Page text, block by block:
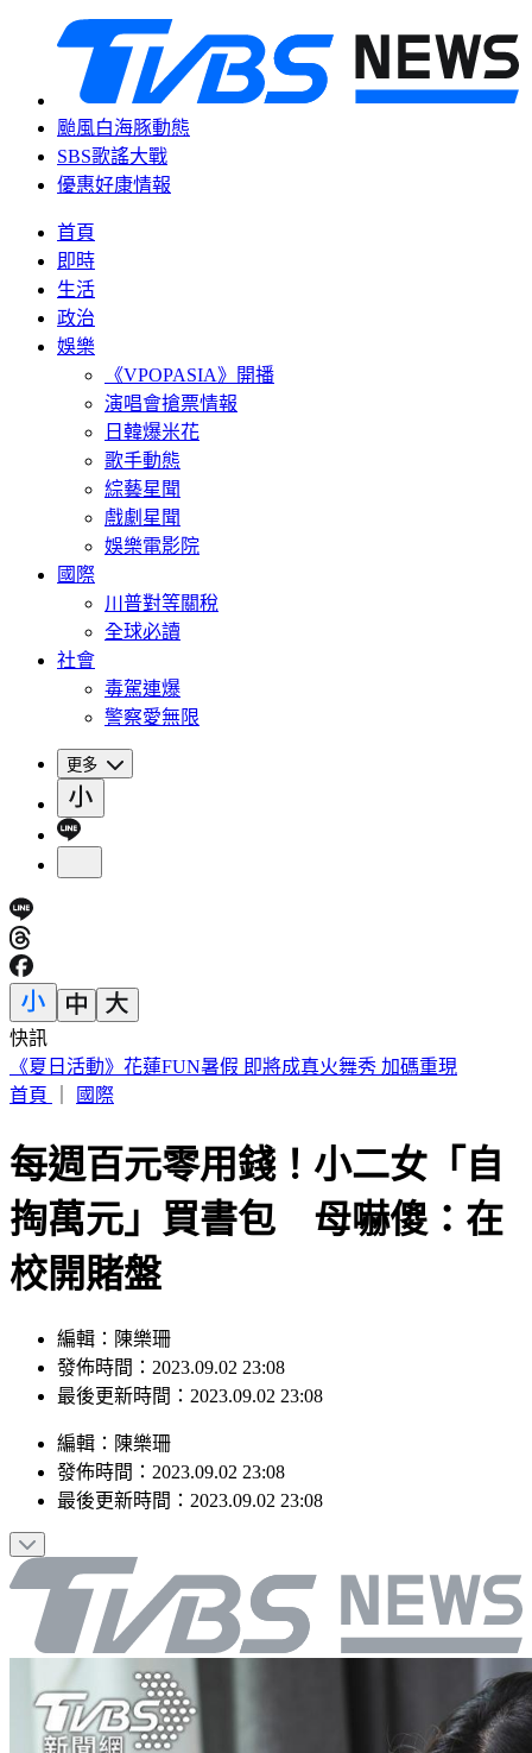
颱風白海豚動態
SBS歌謠大戰
優惠好康情報
首頁
即時
生活
政治
娛樂
《VPOPASIA》開播
演唱會搶票情報
日韓爆米花
歌手動態
綜藝星聞
戲劇星聞
娛樂電影院
國際
川普對等關稅
全球必讀
社會
毒駕連爆
警察愛無限
更多
快訊
舊iPhone能換錢！一次16款「身價大增值」 最新方案升級
首頁
國際
每週百元零用錢！小二女「自
掏萬元」買書包 母嚇傻：在
校開賭盤
編輯：陳樂珊
發佈時間：2023.09.02 23:08
最後更新時間：2023.09.02 23:08
編輯 ： 陳樂珊
發佈時間： 2023.09.02 23:08
最後更新時間： 2023.09.02 23:08